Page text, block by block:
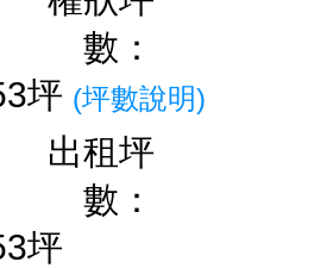
數：
坪 (坪數說明)
出租坪
數：
坪